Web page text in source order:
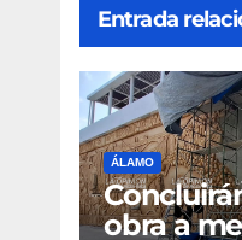
Entrada
ÁLAMO
obra a